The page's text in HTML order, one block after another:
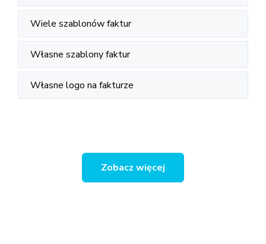
Wiele szablonów faktur
Własne szablony faktur
Własne logo na fakturze
Zobacz więcej